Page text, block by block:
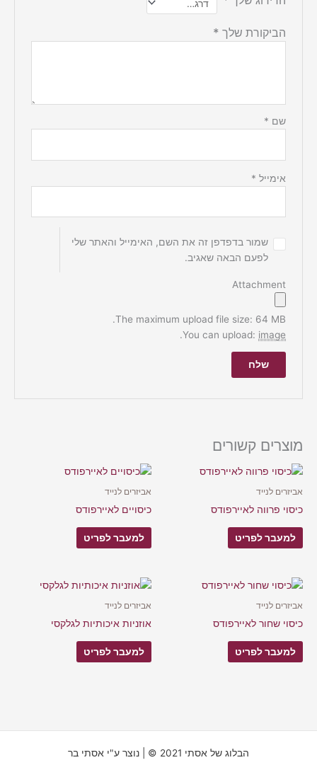
הביקורת שלך *
שם *
אימייל *
שמור בדפדפן זה את השם, האימייל והאתר שלי
לפעם הבאה שאגיב.
Attachment
The maximum upload file size: 64 MB.
You can upload: image
.
מוצרים קשורים
אביזרים לנייד
כיסוי פרווה לאיירפודס
למעבר לפריט
אביזרים לנייד
כיסויים לאיירפודס
למעבר לפריט
אביזרים לנייד
כיסוי שחור לאיירפודס
למעבר לפריט
אביזרים לנייד
אוזניות איכותיות לגלקסי
למעבר לפריט
הבלוג של אסתי 2021 © | נוצר ע"י אסתי בר